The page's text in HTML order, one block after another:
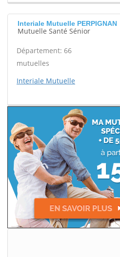
Interiale Mutuelle PERPIGNAN
Mutuelle Santé Sénior
Département: 66
mutuelles
Interiale Mutuelle